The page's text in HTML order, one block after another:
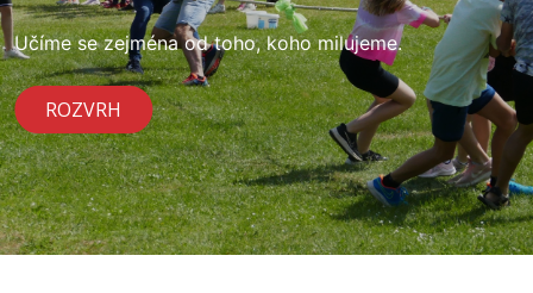
Učíme se zejména od toho, koho milujeme.
ROZVRH